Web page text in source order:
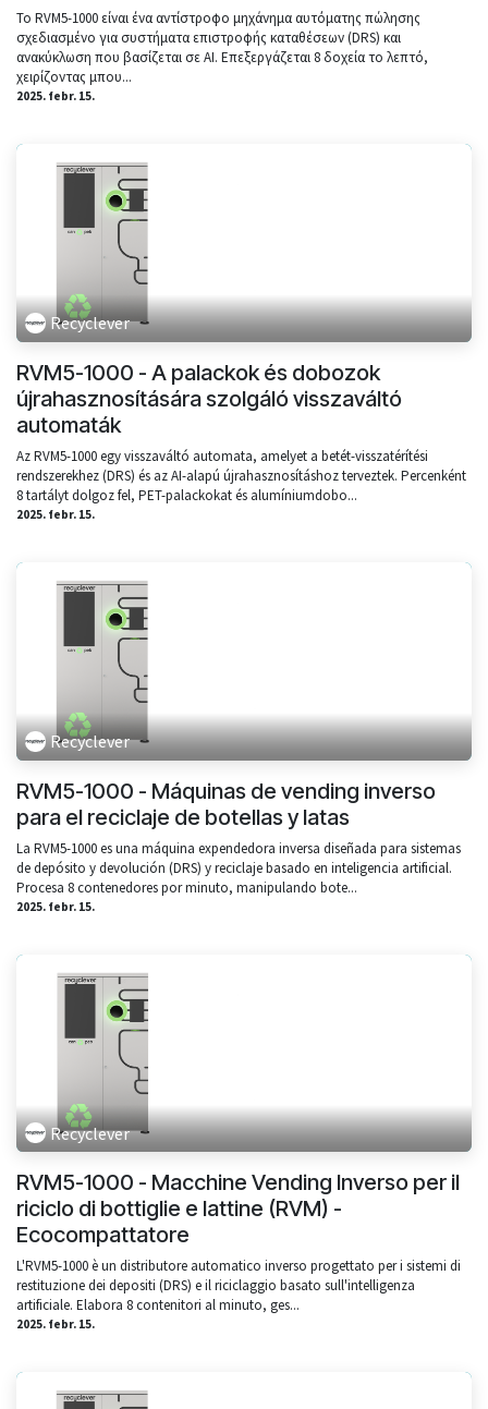
Το RVM5-1000 είναι ένα αντίστροφο μηχάνημα αυτόματης πώλησης
σχεδιασμένο για συστήματα επιστροφής καταθέσεων (DRS) και
ανακύκλωση που βασίζεται σε AI. Επεξεργάζεται 8 δοχεία το λεπτό,
χειρίζοντας μπου...
2025. febr. 15.
Recyclever
RVM5-1000 - A palackok és dobozok
újrahasznosítására szolgáló visszaváltó
automaták
Az RVM5-1000 egy visszaváltó automata, amelyet a betét-visszatérítési
rendszerekhez (DRS) és az AI-alapú újrahasznosításhoz terveztek. Percenként
8 tartályt dolgoz fel, PET-palackokat és alumíniumdobo...
2025. febr. 15.
Recyclever
RVM5-1000 - Máquinas de vending inverso
para el reciclaje de botellas y latas
La RVM5-1000 es una máquina expendedora inversa diseñada para sistemas
de depósito y devolución (DRS) y reciclaje basado en inteligencia artificial.
Procesa 8 contenedores por minuto, manipulando bote...
2025. febr. 15.
Recyclever
RVM5-1000 - Macchine Vending Inverso per il
riciclo di bottiglie e lattine (RVM) -
Ecocompattatore
L'RVM5-1000 è un distributore automatico inverso progettato per i sistemi di
restituzione dei depositi (DRS) e il riciclaggio basato sull'intelligenza
artificiale. Elabora 8 contenitori al minuto, ges...
2025. febr. 15.